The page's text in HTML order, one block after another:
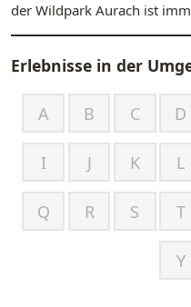
der Wildpark Aurach ist
Erlebnisse in der
A B C D
I J K L
Q R S T
Y